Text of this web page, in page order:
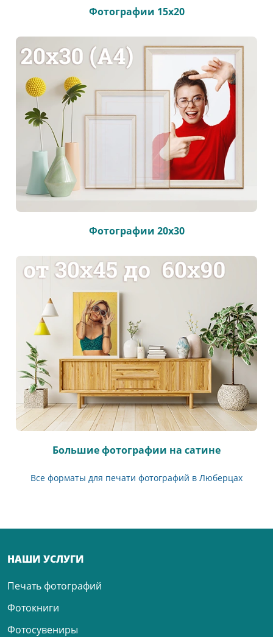
Фотографии 15х20
Фотографии 20х30
Большие фотографии на сатине
Все форматы для печати фотографий в Люберцах
НАШИ УСЛУГИ
Печать фотографий
Фотокниги
Фотосувениры